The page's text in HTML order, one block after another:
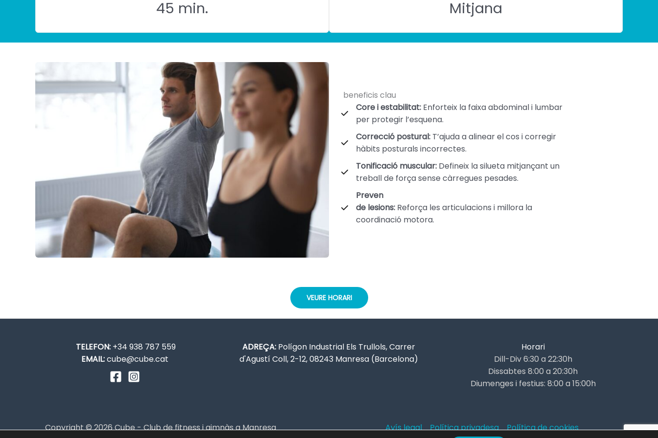
45 min. Mitjana
beneficis clau
Core i estabilitat: Enforteix la faixa abdominal i lumbar
per protegir l’esquena.
Correcció postural: T’ajuda a alinear el cos i corregir
hàbits posturals incorrectes.
Tonificació muscular: Defineix la silueta mitjançant un
treball de força sense càrregues pesades.
Preven
de lesions: Reforça les articulacions i millora la
coordinació motora.
VEURE HORARI
TELEFON: +34 938 787 559
EMAIL:cube@cube.cat
ADREÇA: Polígon Industrial Els Trullols, Carrer
d'Agustí Coll, 2-12, 08243 Manresa (Barcelona)
Horari
Dill-Div 6:30 a 22:30h
Dissabtes 8:00 a 20:30h
Diumenges i festius: 8:00 a 15:00h
Copyright © 2026 Cube - Club de fitness i gimnàs a Manresa Avís legal Política privadesa Política de cookies